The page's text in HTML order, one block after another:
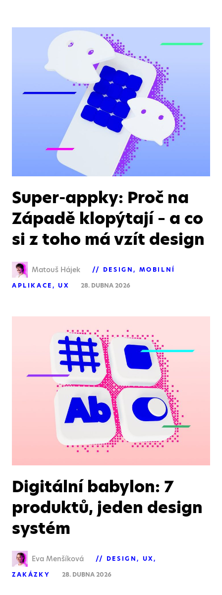
Super-appky: Proč na
Západě klopýtají – a co
si z toho má vzít design
Matouš Hájek DESIGN
MOBILNÍ
APLIKACE
UX 28. DUBNA 2026
Digitální babylon: 7
produktů, jeden design
systém
Eva Menšíková DESIGN
UX
ZAKÁZKY
28. DUBNA 2026